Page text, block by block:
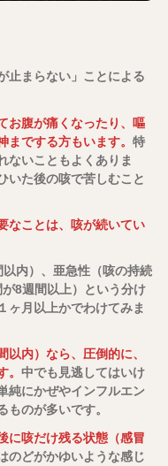
止まらない」ことによる
お腹が痛くなったり、嘔
でする方もいます。 特
ないこともよくありま
いた後の咳で苦しむこと
なことは、咳が続いてい
内）、亜急性（咳の持続
8週間以上）という分け
ヶ月以上かでわけてみま
内）なら、圧倒的に、
中でも見逃してはいけ
純にかぜやインフルエン
のが多いです。
に咳だけ残る状態（感冒
のどがかゆいような感じ